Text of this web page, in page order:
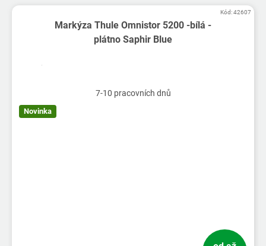
Markýza Thule Omnistor 5200 -bílá -
plátno Saphir Blue
7-10 pracovních dnů
Novinka
Kód:42607